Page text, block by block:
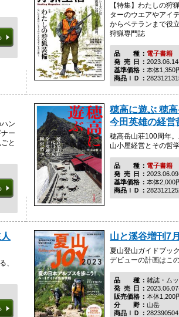
【特集】わたしの狩
ターのウエアやアイ
からベテランまで役
狩猟専門誌
品種電子書籍
発売日
基準価格
本体1,350
商品ＩＤ
ン
ー
と
穂高に遊ぶ 穂
今田英雄の経営
穂高岳山荘100周年。
山小屋経営とその哲学
品種電子書籍
発売日
基準価格
本体2,000
商品ＩＤ
、
山と溪谷増刊7
夏山登山ガイドブッ
デビューの計画はこ
品種雑誌・ムッ
発売日
販売価格
本体1,200
分野山岳
商品ＩＤ